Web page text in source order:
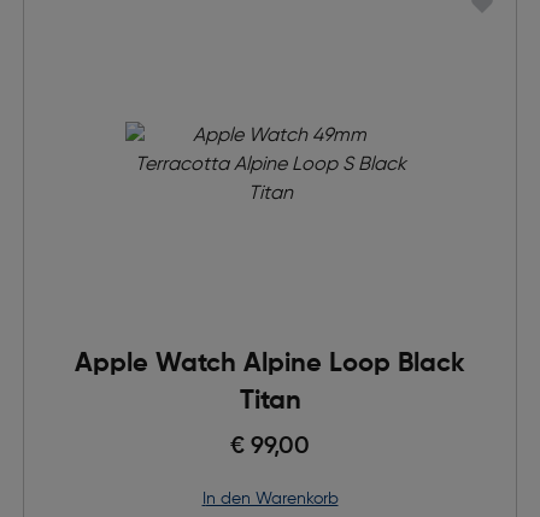
Apple Watch Alpine Loop Black
Titan
€ 99,00
in den Warenkorb